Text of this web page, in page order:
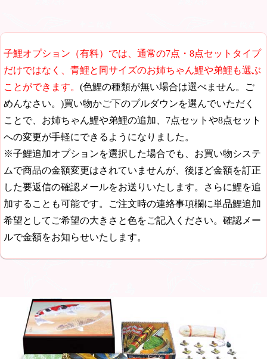
子鯉オプション（有料）では、通常の7点・8点セットタイプ
だけではなく、青鯉と同サイズのお姉ちゃん鯉や弟鯉も選ぶ
ことができます。 (色鯉の種類が無い場合は選べません。ご
めんなさい。)買い物かご下のプルダウンを選んでいただく
ことで、お姉ちゃん鯉や弟鯉の追加、7点セットや8点セット
への変更が手軽にできるようになりました。
※子鯉追加オプションを選択した場合でも、お買い物システ
ムで商品の金額変更はされていませんが、後ほど金額を訂正
した要返信の確認メールをお送りいたします。さらに鯉を追
加することも可能です。ご注文時の連絡事項欄に単品鯉追加
希望としてご希望の大きさと色をご記入ください。確認メー
ルで金額をお知らせいたします。